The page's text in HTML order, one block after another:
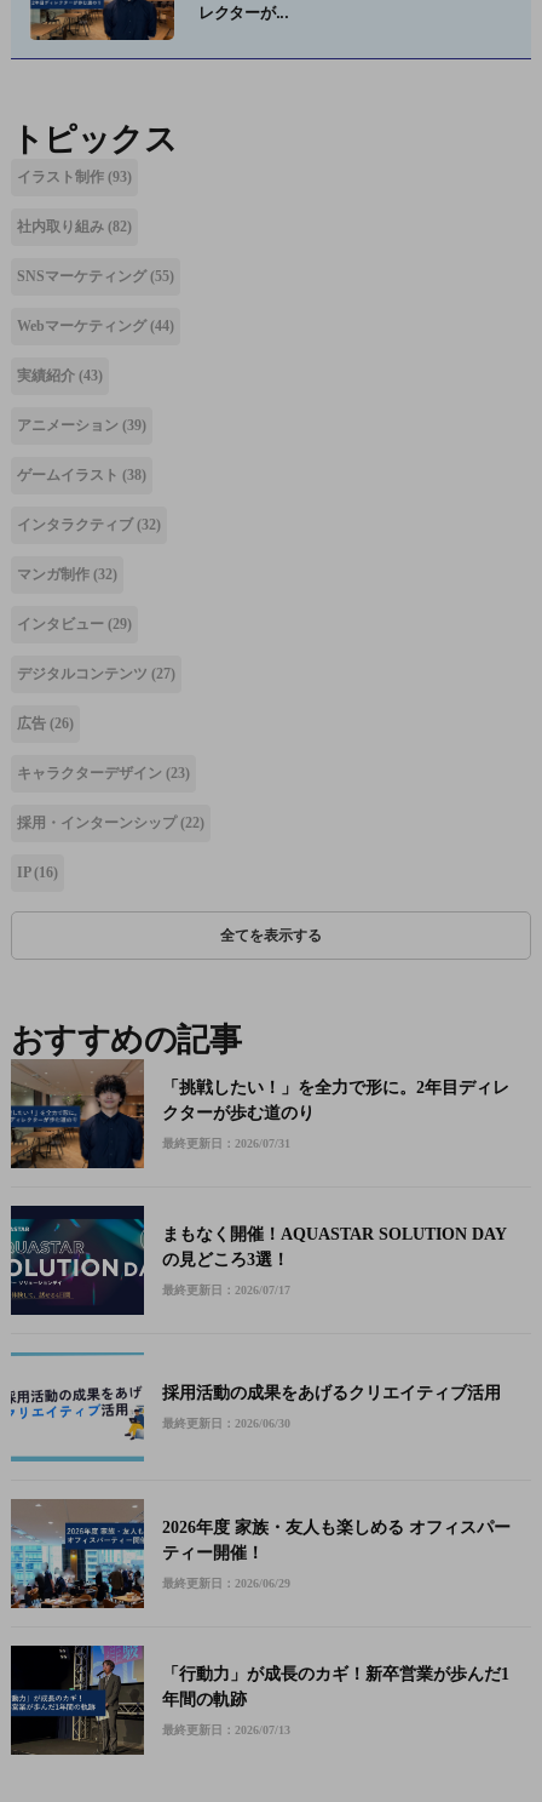
レクターが...
トピックス
イラスト制作 (93)
社内取り組み (82)
SNSマーケティング(55)
Webマーケティング(44)
実績紹介 (43)
アニメーション (39)
ゲームイラスト (38)
インタラクティブ (32)
マンガ制作 (32)
インタビュー (29)
デジタルコンテンツ (27)
広告 (26)
キャラクターデザイン (23)
採用・インターンシップ(22)
IP(16)
全てを表示する
おすすめの記事
「挑戦したい！」を全力で形に。2年目ディレ
クターが歩む道のり
最終更新日：2026/07/31
まもなく開催！AQUASTAR SOLUTION DAY
の見どころ3選！
最終更新日：2026/07/17
採用活動の成果をあげるクリエイティブ活用
最終更新日：2026/06/30
2026年度 家族・友人も楽しめる オフィスパー
ティー開催！
最終更新日：2026/06/29
「行動力」が成長のカギ！新卒営業が歩んだ1
年間の軌跡
最終更新日：2026/07/13